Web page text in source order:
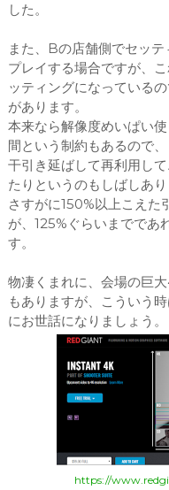
した。
また、Bの店舗側でセッ
プレイする場合ですが、
ッティングになっている
があります。
本来なら解像度めいぱい
間という制約もあるので
干引き延ばして再利用し
たりというのもしばしあり
さすがに150%以上こえた
が、125%ぐらいまでであ
す。
物凄くまれに、会場の巨
もありますが、こういう
にお世話になりましょう。
https://